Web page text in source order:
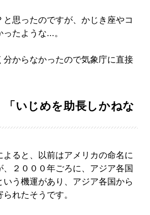
思ったのですが、かじき座やコ
たような...。
分からなかったので気象庁に直接
いじめを助長しかねな
ると、以前はアメリカの命名に
２０００年ごろに、アジア各国
いう機運があり、アジア各国から
れたそうです。